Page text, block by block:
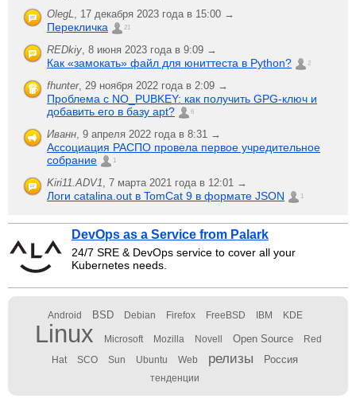
OlegL, 17 декабря 2023 года в 15:00 →
Перекличка 21
REDkiy, 8 июня 2023 года в 9:09 →
Как «замокать» файл для юниттеста в Python? 2
fhunter, 29 ноября 2022 года в 2:09 →
Проблема с NO_PUBKEY: как получить GPG-ключ и
добавить его в базу apt?
6
Иванн, 9 апреля 2022 года в 8:31 →
Ассоциация РАСПО провела первое учредительное
собрание
1
Kiri11.ADV1, 7 марта 2021 года в 12:01 →
Логи catalina.out в TomCat 9 в формате JSON 1
DevOps as a Service from Palark
24/7 SRE & DevOps service to cover all your
Kubernetes needs.
Android BSD Debian Firefox FreeBSD IBM KDE
Linux Microsoft Mozilla Novell Open Source Red
Hat SCO Sun Ubuntu Web релизы Россия
тенденции